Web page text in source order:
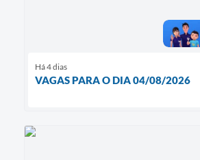
Há 4 dias
VAGAS PARA O DIA 04/08/2026